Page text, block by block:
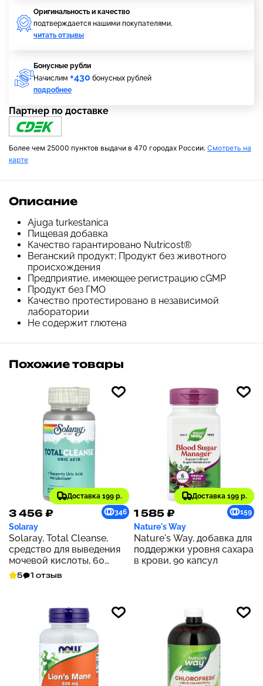
Оригинальность и качество
подтверждается нашими покупателями,
читать отзывы
Бонусные рубли
Начислим +430 бонусных рублей
подробнее
Партнер по доставке
Более чем 25000 пунктов выдачи в 470 городах России. Смотреть на
карте
Описание
Ajuga turkestanica
Пищевая добавка
Качество гарантировано Nutricost®
Веганский продукт; Продукт без животного
происхождения
Предприятие, имеющее регистрацию cGMP
Продукт без ГМО
Качество протестировано в независимой
лаборатории
Не содержит глютена
Похожие товары
Доставка 199 р.
3 456 ₽ 346
Solaray
Solaray, Total Cleanse,
средство для выведения
мочевой кислоты, 60
растительных капсул
5 1 отзыв
Доставка 199 р.
1 585 ₽ 159
Nature's Way
Nature's Way, добавка для
поддержки уровня сахара
в крови, 90 капсул